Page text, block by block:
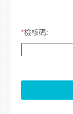
*檢核碼: